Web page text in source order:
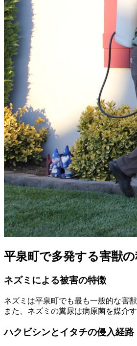
平泉町で多発する害獣
ネズミによる被害の特徴
ネズミは平泉町でも最も一般的な害
また、ネズミの糞尿は病原菌を媒介
ハクビシンとイタチの侵入経路